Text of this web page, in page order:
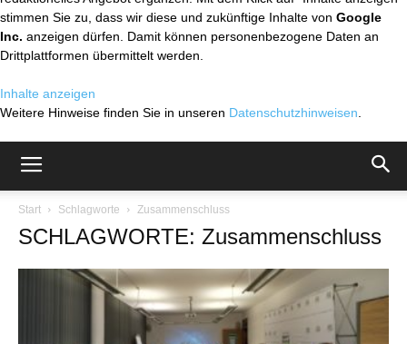
stimmen Sie zu, dass wir diese und zukünftige Inhalte von Google
Inc. anzeigen dürfen. Damit können personenbezogene Daten an
Drittplattformen übermittelt werden.
Inhalte anzeigen
Weitere Hinweise finden Sie in unseren Datenschutzhinweisen
Start Schlagworte Zusammenschluss
SCHLAGWORTE: Zusammenschluss